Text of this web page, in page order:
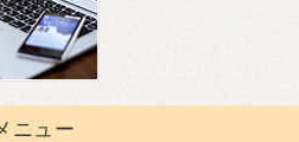
ニュー